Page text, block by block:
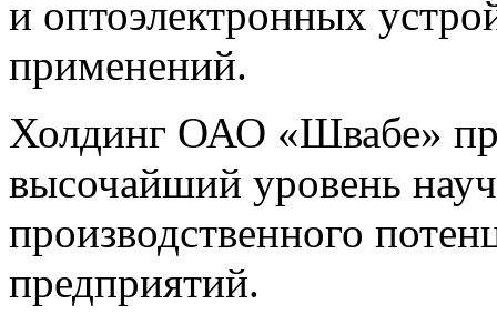
и оптоэлектронных
применений.
Холдинг ОАО «Швабе»
высочайший уровень
производственного
предприятий.